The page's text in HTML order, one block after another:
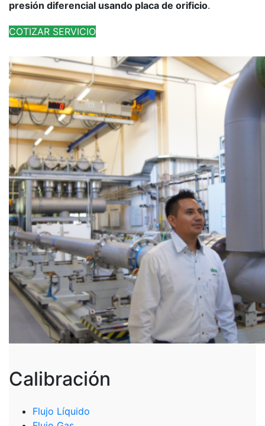
presión diferencial usando placa de orificio.
COTIZAR SERVICIO
Calibración
Flujo Líquido